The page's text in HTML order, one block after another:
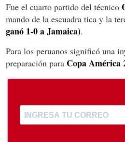
Fue el cuarto partido del técnico
mando de la escuadra tica y la
ganó 1-0 a Jamaica).
Para los peruanos significó una
preparación para Copa América